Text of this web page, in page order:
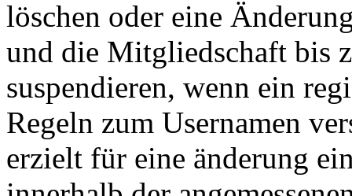
löschen oder eine
und die Mitgliedschaft bis
suspendieren, wenn ein
Regeln zum Usernamen
erzielt für eine änderung